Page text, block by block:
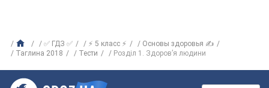
✅ ГДЗ ✅ ⚡ 5 класс ⚡
Основы здоровья ✍
Таглина 2018
Тести Розділ 1. Здоров’я людини